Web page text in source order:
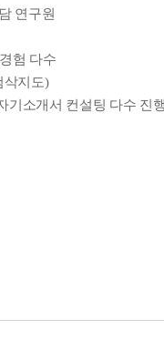
연구원
험 다수
삭지도)
기소개서 컨설팅 다수 진행